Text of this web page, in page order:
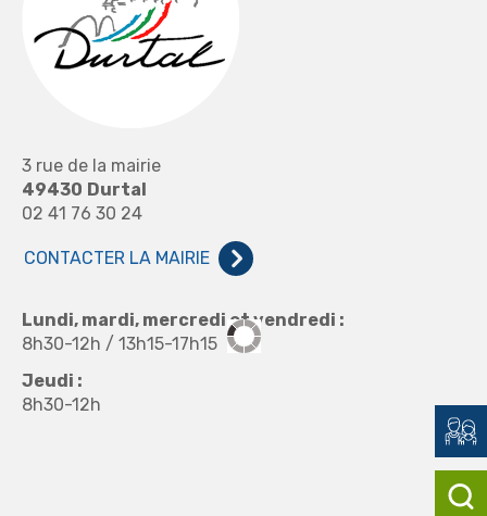
3 rue de la mairie
49430 Durtal
02 41 76 30 24
CONTACTER LA MAIRIE
Lundi, mardi, mercredi et vendredi :
8h30-12h / 13h15-17h15
Jeudi :
8h30-12h